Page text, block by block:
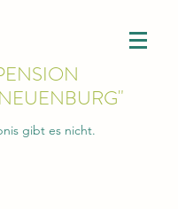
gibt es nicht.